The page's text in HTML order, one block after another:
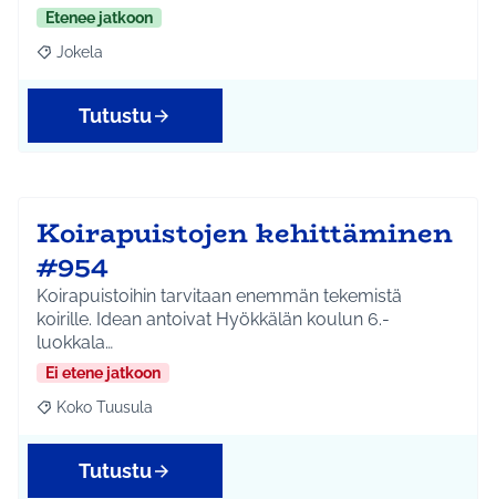
Etenee jatkoon
Rajaa tulokset aihepiirin mukaan: Jokela
Jokela
Tutustu
Koirapuistojen kehittäminen
#954
Koirapuistoihin tarvitaan enemmän tekemistä
koirille. Idean antoivat Hyökkälän koulun 6.-
luokkala…
Ei etene jatkoon
Rajaa tulokset aihepiirin mukaan: Koko Tuusula
Koko Tuusula
Tutustu